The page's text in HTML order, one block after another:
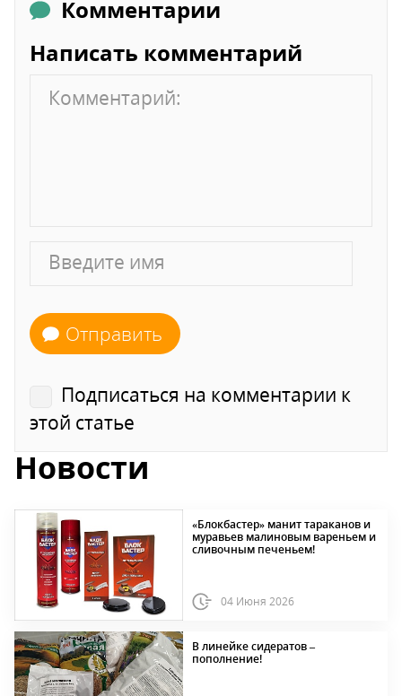
Комментарии
Написать комментарий
Отправить
Подписаться на комментарии к
этой статье
Новости
«Блокбастер» манит тараканов и
муравьев малиновым вареньем и
сливочным печеньем!
04 Июня 2026
В линейке сидератов –
пополнение!